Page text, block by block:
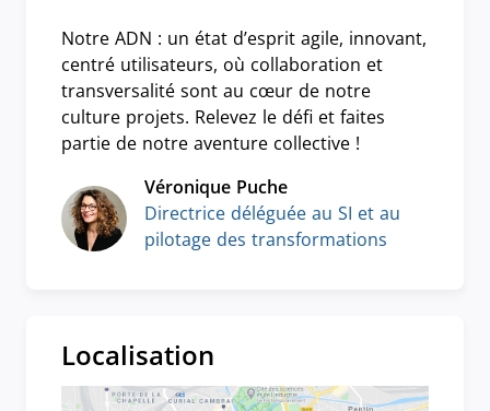
Notre ADN : un état d’esprit agile, innovant,
centré utilisateurs, où collaboration et
transversalité sont au cœur de notre
culture projets. Relevez le défi et faites
partie de notre aventure collective !
Véronique Puche
Directrice déléguée au SI et au
pilotage des transformations
Localisation